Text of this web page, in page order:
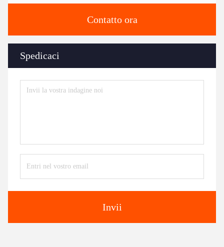
Contatto ora
Spedicaci
Invii